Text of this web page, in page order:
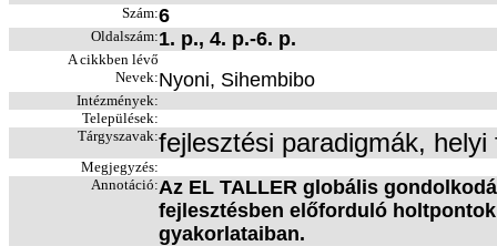
Szám:6
Oldalszám:1. p., 4. p.-6. p.
A cikkben lévő
Nevek:Nyoni, Sihembibo
Intézmények:
Települések:
Tárgyszavak:fejlesztési paradigmák,
Megjegyzés:
Annotáció:Az EL TALLER globális
fejlesztésben előforduló
gyakorlataiban.